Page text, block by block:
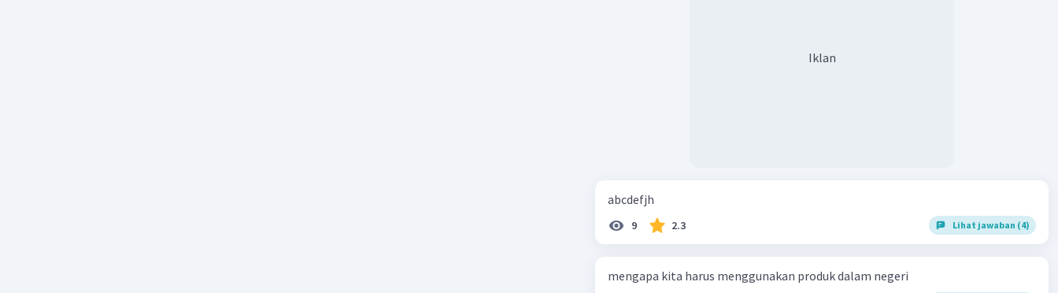
Iklan
abcdefjh
9 2.3 Lihat jawaban (4)
mengapa kita harus menggunakan produk dalam negeri